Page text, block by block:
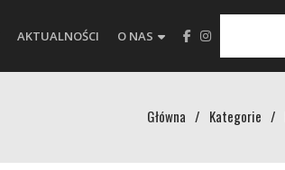
AKTUALNOŚCI O NAS
Główna / Kategorie /